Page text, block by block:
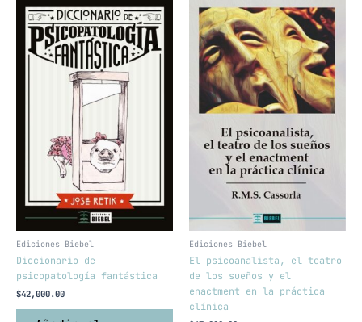
Ediciones Biebel
Diccionario de
psicopatología fantástica
$42,000.00
Ediciones Biebel
El psicoanalista, el teatro
de los sueños y el
enactment en la práctica
clínica